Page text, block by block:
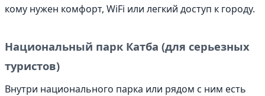
кому нужен комфорт, WiFi или легкий доступ к городу.
Национальный парк Катба (для серьезных
туристов)
Внутри национального парка или рядом с ним есть